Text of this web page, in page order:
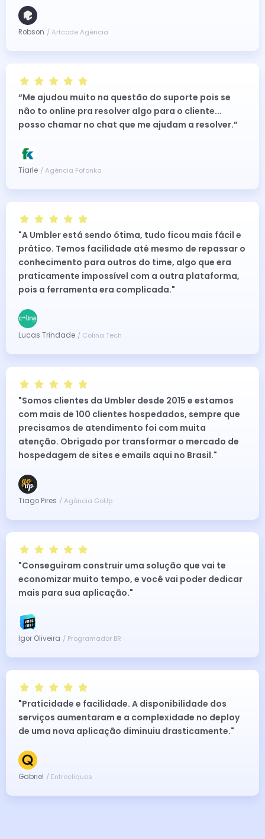
Robson / Artcode Agência
“Me ajudou muito na questão do suporte pois se
não to online pra resolver algo para o cliente...
posso chamar no chat que me ajudam a resolver.”
Tiarle / Agência Fofonka
"A Umbler está sendo ótima, tudo ficou mais fácil e
prático. Temos facilidade até mesmo de repassar o
conhecimento para outros do time, algo que era
praticamente impossível com a outra plataforma,
pois a ferramenta era complicada."
Lucas Trindade / Colina Tech
"Somos clientes da Umbler desde 2015 e estamos
com mais de 100 clientes hospedados, sempre que
precisamos de atendimento foi com muita
atenção. Obrigado por transformar o mercado de
hospedagem de sites e emails aqui no Brasil."
Tiago Pires / Agência GoUp
"Conseguiram construir uma solução que vai te
economizar muito tempo, e você vai poder dedicar
mais para sua aplicação."
Igor Oliveira / Programador BR
"Praticidade e facilidade. A disponibilidade dos
serviços aumentaram e a complexidade no deploy
de uma nova aplicação diminuiu drasticamente."
Gabriel / Entrecliques